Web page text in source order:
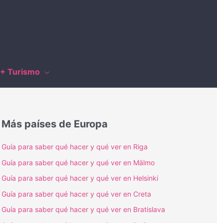
+ Turismo
Más países de Europa
Guía para saber qué hacer y qué ver en Riga
Guía para saber qué hacer y qué ver en Mälmo
Guía para saber qué hacer y qué ver en Helsinki
Guía para saber qué hacer y qué ver en Creta
Guía para saber qué hacer y qué ver en Bratislava